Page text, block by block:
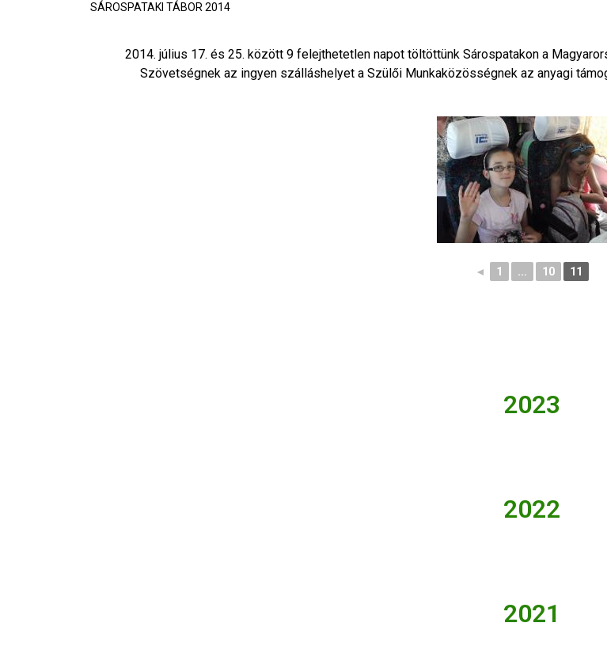
SÁROSPATAKI TÁBOR 2014
2014. július 17. és 25. között 9 felejthetetlen napot töltöttünk Sárospatakon a
Szövetségnek az ingyen szálláshelyet a Szülői Munkaközösségnek az anyagi
◄ 1 ... 10 11
2023
2022
2021